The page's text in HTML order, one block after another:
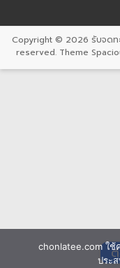
Copyright © 2026 รับจด
reserved. Theme
chonlatee.com ใ
ประ